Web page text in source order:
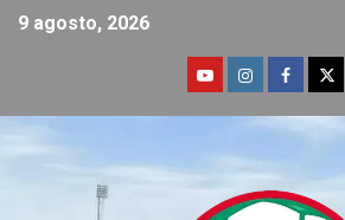
9 agosto, 2026